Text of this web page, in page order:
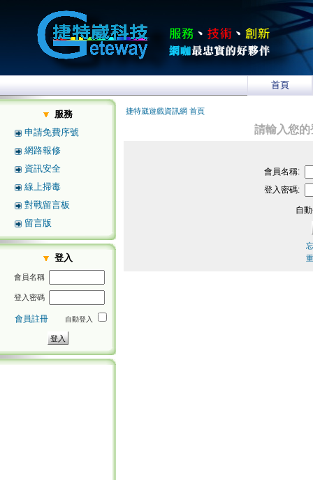
首頁
服務
申請免費序號
網路報修
資訊安全
線上掃毒
對戰留言板
留言版
登入
會員名稱
登入密碼
會員註冊 自動登入
捷特崴遊戲資訊網 首頁
請輸入您
會員名稱:
登入密碼:
自